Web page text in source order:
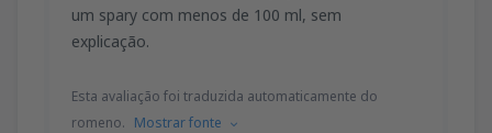
um spary com menos de 100 ml, sem
explicação.
Esta avaliação foi traduzida automaticamente do
romeno. Mostrar fonte